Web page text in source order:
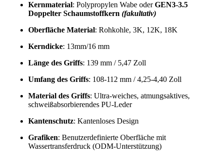
Kernmaterial: Polypropylen Wabe oderGEN3-3.5
Doppelter Schaumstoffkern (fakultativ)
Oberfläche Material: Rohkohle, 3K, 12K, 18K
Kerndicke: 13mm/16 mm
Länge des Griffs: 139 mm / 5,47 Zoll
Umfang des Griffs: 108-112 mm / 4,25-4,40 Zoll
Material des Griffs: Ultra-weiches, atmungsaktives,
schweißabsorbierendes PU-Leder
Kantenschutz: Kantenloses Design
Grafiken: Benutzerdefinierte Oberfläche mit
Wassertransferdruck (ODM-Unterstützung)